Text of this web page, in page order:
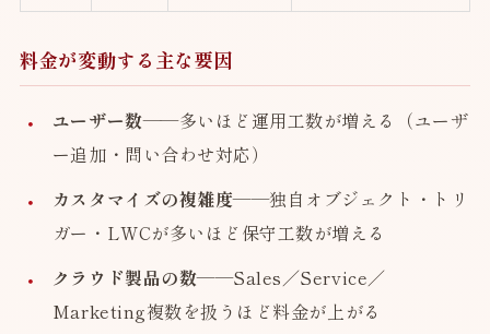
料金が変動する主な要因
ユーザー数——多いほど運用工数が増える（ユーザ
ー追加・問い合わせ対応）
カスタマイズの複雑度——独自オブジェクト・トリ
ガー・LWCが多いほど保守工数が増える
クラウド製品の数——Sales／Service／
Marketing複数を扱うほど料金が上がる